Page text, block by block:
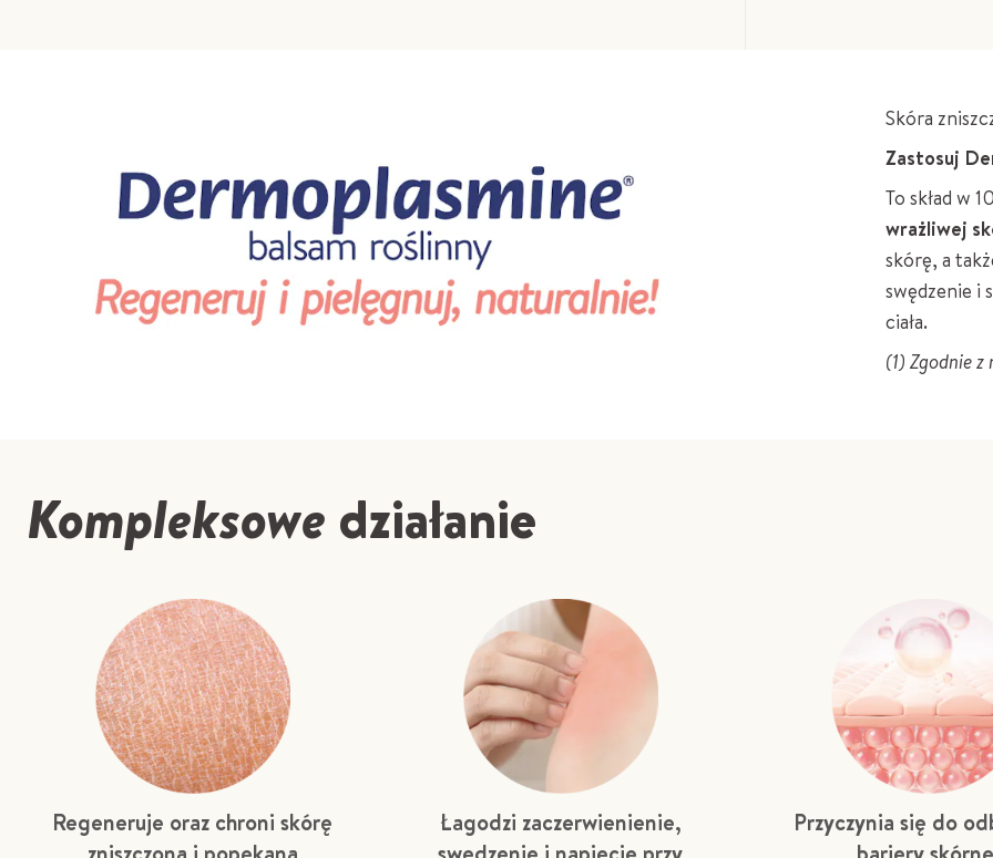
Skóra
Zastosuj
To skład w
wrażliwej
skórę, a
swędzenie i
ciała.
(1) Zgodnie
Kompleksowe działanie
Regeneruje oraz chroni skórę
Łagodzi zaczerwienienie,
Przyczynia się do